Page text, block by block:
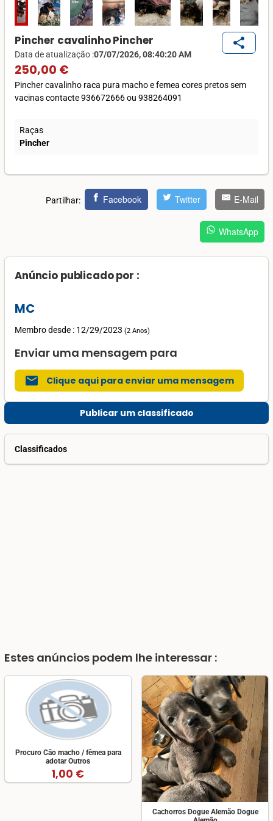
Pincher cavalinho Pincher
Data de atualização :07/07/2026, 08:40:20 AM
250,00 €
share
Pincher cavalinho raca pura macho e femea cores pretos sem
vacinas contacte 936672666 ou 938264091
Raças
Pincher
Partilhar: Facebook Twitter E-Mail
WhatsApp
Anúncio publicado por :
MC
Membro desde : 12/29/2023 (2 Anos)
Enviar uma mensagem para
mail Clique aqui para enviar uma mensagem
Publicar um classificado
Classificados
Estes anúncios podem lhe interessar :
Procuro Cão macho / fêmea para
adotar Outros
1,00 €
Cachorros Dogue Alemão Dogue